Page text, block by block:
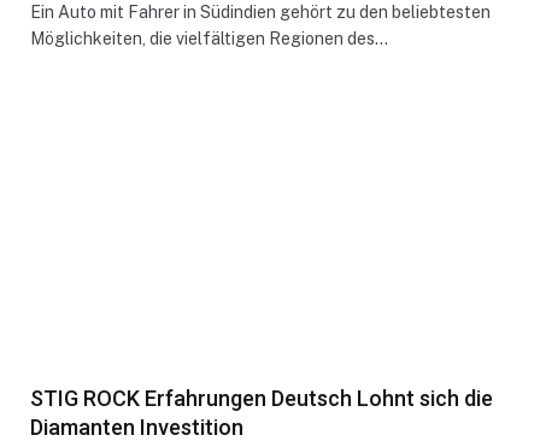
Ein Auto mit Fahrer in Südindien gehört zu den beliebtesten
Möglichkeiten, die vielfältigen Regionen des…
STIG ROCK Erfahrungen Deutsch Lohnt sich die
Diamanten Investition